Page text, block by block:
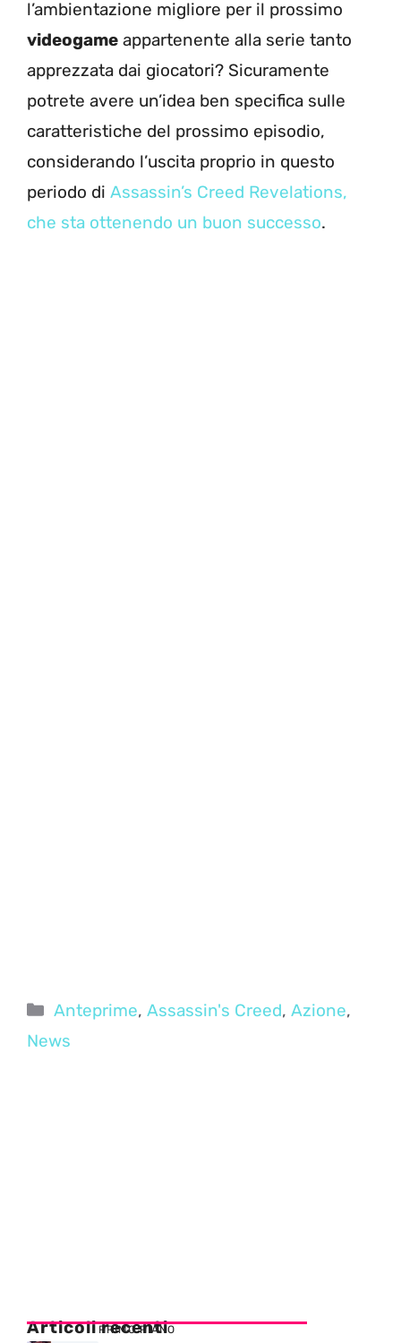
l’ambientazione migliore per il prossimo
videogame appartenente alla serie tanto
apprezzata dai giocatori? Sicuramente
potrete avere un’idea ben specifica sulle
caratteristiche del prossimo episodio,
considerando l’uscita proprio in questo
periodo di Assassin’s Creed Revelations,
che sta ottenendo un buon successo.
Categorie
Anteprime,Assassin's Creed,Azione,
News
Articoli recenti
PRIMO PIANO